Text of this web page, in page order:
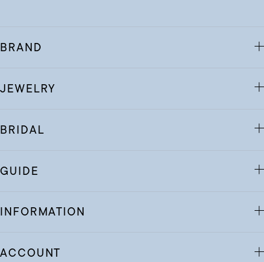
BRAND
JEWELRY
BRIDAL
GUIDE
INFORMATION
ACCOUNT